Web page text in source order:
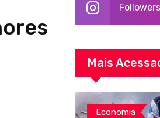
Followers
Mais
Economia